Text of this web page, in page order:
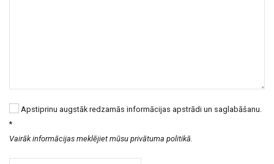
Apstiprinu augstāk redzamās informācijas apstrādi un saglabāšanu.
*
Vairāk informācijas meklējiet mūsu privātuma politikā.